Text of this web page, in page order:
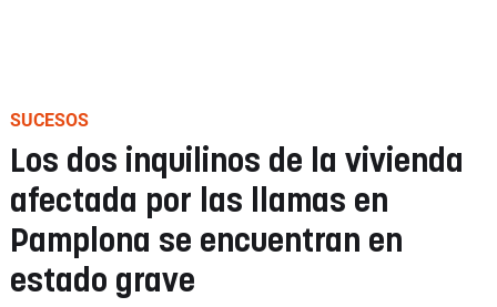
SUCESOS
Los dos inquilinos de la vivienda
afectada por las llamas en
Pamplona se encuentran en
estado grave